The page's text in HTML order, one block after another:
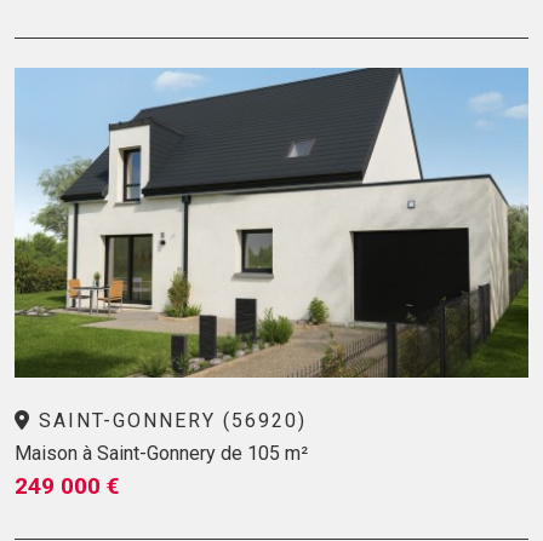
SAINT-GONNERY (56920)
Maison à Saint-Gonnery de 105 m²
249 000 €